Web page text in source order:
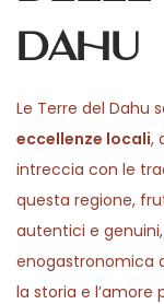
0
Dahu
Le Terre del Dahu
eccellenze locali,
intreccia con le
questa regione,
autentici e
enogastronomica
la storia e l’amore